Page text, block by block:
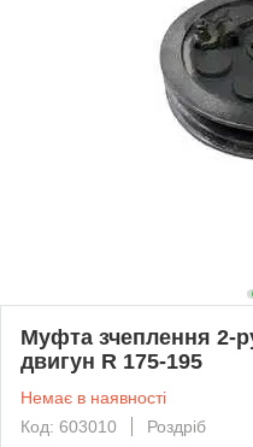
Муфта зчеплення 2-
двигун R 175-195
Немає в наявності
Код: 603010
Роздріб